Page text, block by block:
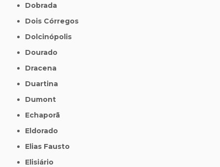
Dobrada
Dois Córregos
Dolcinópolis
Dourado
Dracena
Duartina
Dumont
Echaporã
Eldorado
Elias Fausto
Elisiário